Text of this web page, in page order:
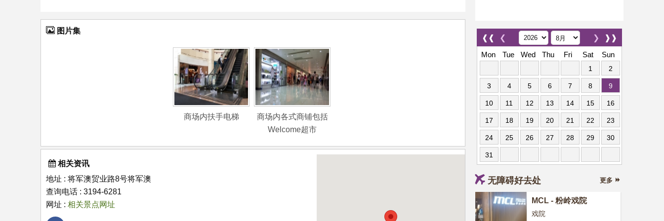
图片集
商场内扶手电梯
商场内各式商铺包括
Welcome超市
相关资讯
地址 : 将军澳贸业路8号将军澳
查询电话 : 3194-6281
网址 : 相关景点网址
❰❰ ❮ ❱❱
❯
Mon
Tue Wed Thu Fri Sat Sun
1 2
3 4 5 6 7 8 9
10 11 12 13 14 15 16
17 18 19 20 21 22 23
24 25 26 27 28 29 30
31
无障碍好去处 更多
MCL - 粉岭戏院
戏院